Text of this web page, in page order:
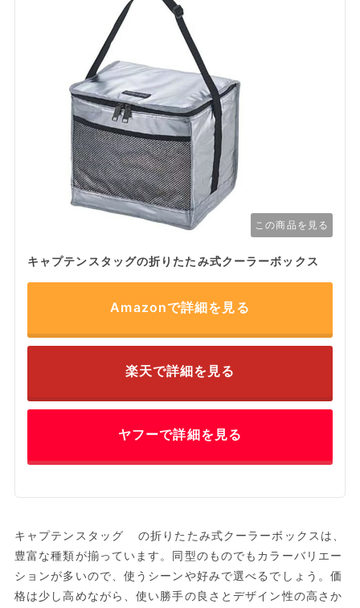
この商品を見る
キャプテンスタッグの折りたたみ式クーラーボックス
Amazonで詳細を見る
楽天で詳細を見る
ヤフーで詳細を見る
キャプテンスタッグ の折りたたみ式クーラーボックスは、
豊富な種類が揃っています。同型のものでもカラーバリエー
ションが多いので、使うシーンや好みで選べるでしょう。価
格は少し高めながら、使い勝手の良さとデザイン性の高さか